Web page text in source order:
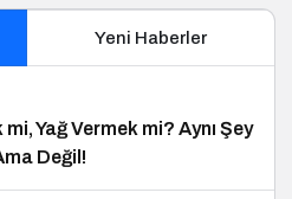
Yeni Haberler
Yağ Vermek mi? Aynı Şey
Değil!